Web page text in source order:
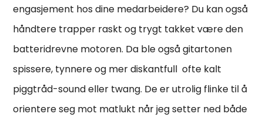
engasjement hos dine medarbeidere? Du kan også
håndtere trapper raskt og trygt takket være den
batteridrevne motoren. Da ble også gitartonen
spissere, tynnere og mer diskantfull  ofte kalt
piggtråd-sound eller twang. De er utrolig flinke til å
orientere seg mot matlukt når jeg setter ned både